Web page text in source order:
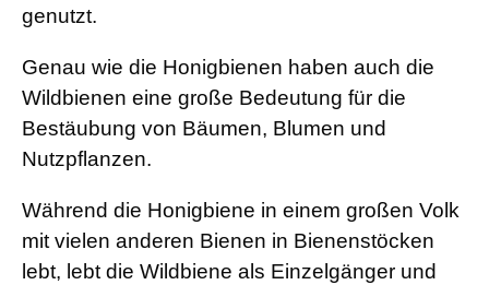
genutzt.
Genau wie die Honigbienen haben auch die
Wildbienen eine große Bedeutung für die
Bestäubung von Bäumen, Blumen und
Nutzpflanzen.
Während die Honigbiene in einem großen Volk
mit vielen anderen Bienen in Bienenstöcken
lebt, lebt die Wildbiene als Einzelgänger und